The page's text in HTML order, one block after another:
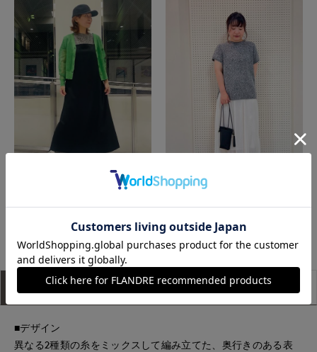
宇都宮東武7-IDconcept./INED
もっと見る
アイテム説明 サイズ詳細 購入レビュー
■デザイン
異なる2種類の糸をミックスして編み立てた、奥行きのある表